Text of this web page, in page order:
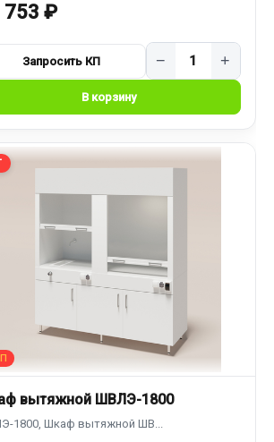
753 ₽
− +
вытяжной ШВЛЭ-1800